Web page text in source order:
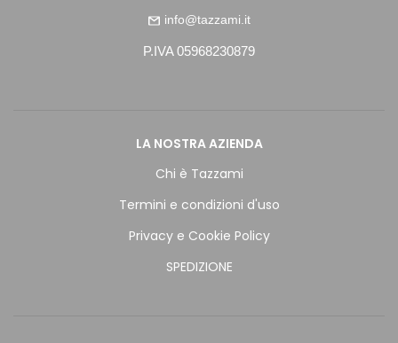
info@tazzami.it
P.IVA 05968230879
LA NOSTRA AZIENDA
Chi è Tazzami
Termini e condizioni d'uso
Privacy e Cookie Policy
SPEDIZIONE